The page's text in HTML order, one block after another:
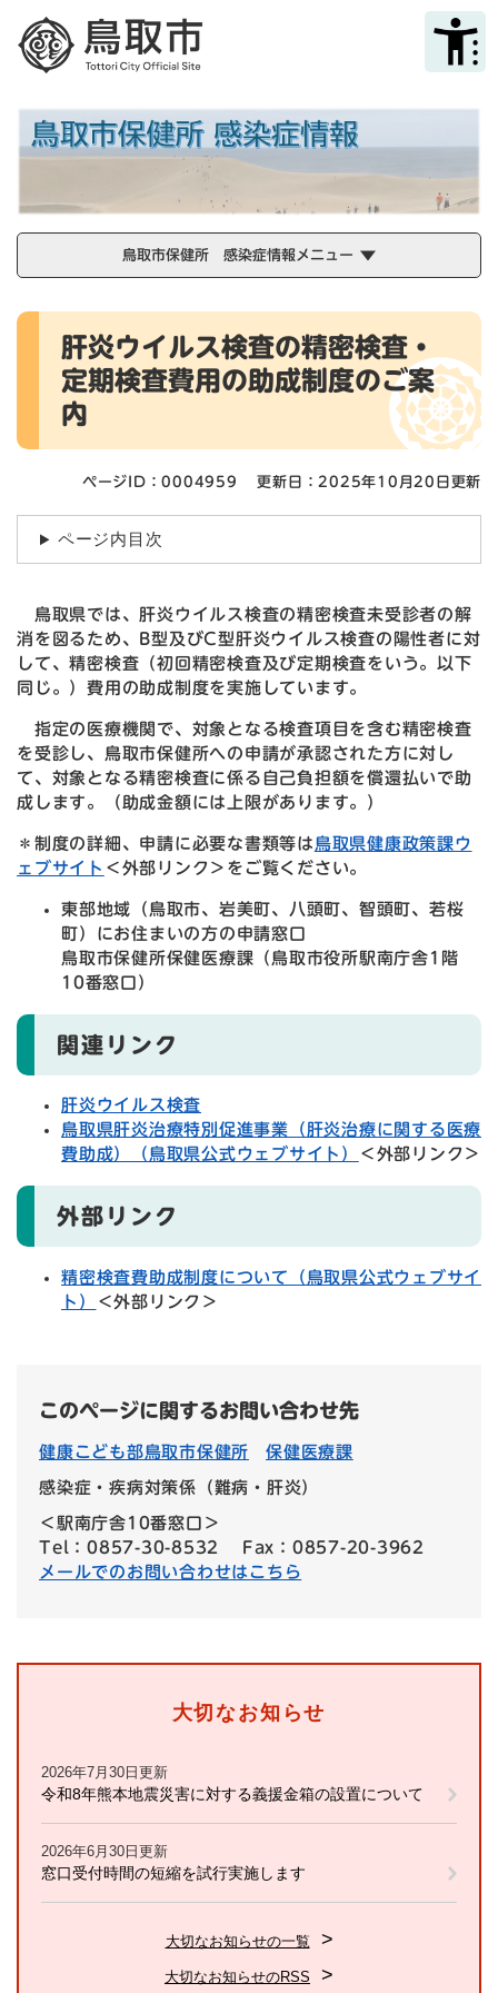
メニューを飛ばして本文へ
鳥取市保健所 感染症情報メニュー
本
肝炎ウイルス検査の精密検査・
定期検査費用の助成制度のご案
内
ページID：0004959 更新日：2025年10月20日更新
ページ内目次
鳥取県では、肝炎ウイルス検査の精密検査未受診者の解
消を図るため、B型及びC型肝炎ウイルス検査の陽性者に対
して、精密検査（初回精密検査及び定期検査をいう。以下
同じ。）費用の助成制度を実施しています。
指定の医療機関で、対象となる検査項目を含む精密検査
を受診し、鳥取市保健所への申請が承認された方に対し
て、対象となる精密検査に係る自己負担額を償還払いで助
成します。（助成金額には上限があります。）
＊制度の詳細、申請に必要な書類等は 鳥取県健康政策課ウ
ェブサイト ＜外部リンク＞ をご覧ください。
東部地域（鳥取市、岩美町、八頭町、智頭町、若桜
町）にお住まいの方の申請窓口
鳥取市保健所保健医療課（鳥取市役所駅南庁舎1階
10番窓口）
関連リンク
肝炎ウイルス検査
鳥取県肝炎治療特別促進事業（肝炎治療に関する医療
費助成）（鳥取県公式ウェブサイト）
＜外部リンク＞
外部リンク
精密検査費助成制度について（鳥取県公式ウェブサイ
ト）
＜外部リンク＞
このページに関するお問い合わせ先
健康こども部鳥取市保健所 保健医療課
感染症・疾病対策係（難病・肝炎）
＜駅南庁舎10番窓口＞
Tel：0857-30-8532
Fax：0857-20-3962
メールでのお問い合わせはこちら
大切なお知らせ
2026年7月30日更新
令和8年熊本地震災害に対する義援金箱の設置について
2026年6月30日更新
窓口受付時間の短縮を試行実施します
大切なお知らせの一覧
大切なお知らせのRSS